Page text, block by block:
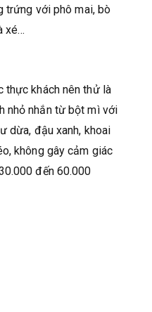
trứng với phô mai, bò
xé…
thực khách nên thử là
nhỏ nhắn từ bột mì với
dừa, đậu xanh, khoai
không gây cảm giác
đến 60.000